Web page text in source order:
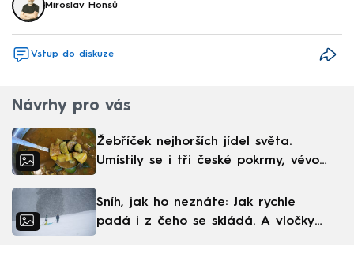
Miroslav Honsů
Vstup do diskuze
Návrhy pro vás
Žebříček nejhorších jídel světa.
Umístily se i tři české pokrmy, vévodí
Sníh, jak ho neznáte: Jak rychle
padá i z čeho se skládá. A vločky